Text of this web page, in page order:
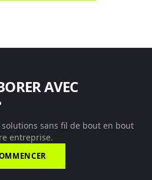
AVEC
sans fil de bout en bout
entreprise.